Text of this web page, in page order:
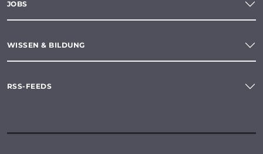
JOBS
WISSEN & BILDUNG
RSS-FEEDS